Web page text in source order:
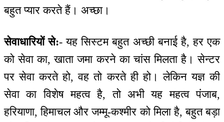
बहुत प्यार करते हैं। अच्छा।
सेवाधारियों से:- यह सिस्टम बहुत अच्छी बनाई है, हर एक
को सेवा का, खाता जमा करने का चांस मिलता है। सेन्टर
पर सेवा करते हो, वह तो करते ही हो। लेकिन यज्ञ की
सेवा का विशेष महत्व है, तो अभी यह महत्व पंजाब,
हरियाणा, हिमाचल और जम्मू-कश्मीर को मिला है, बहुत बड़ा